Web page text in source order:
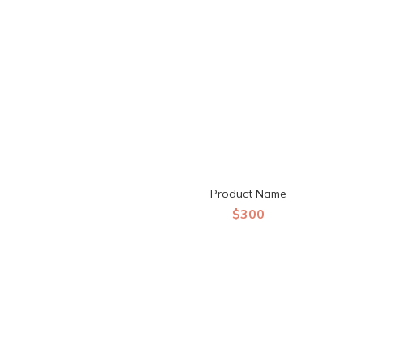
Product Name
$300